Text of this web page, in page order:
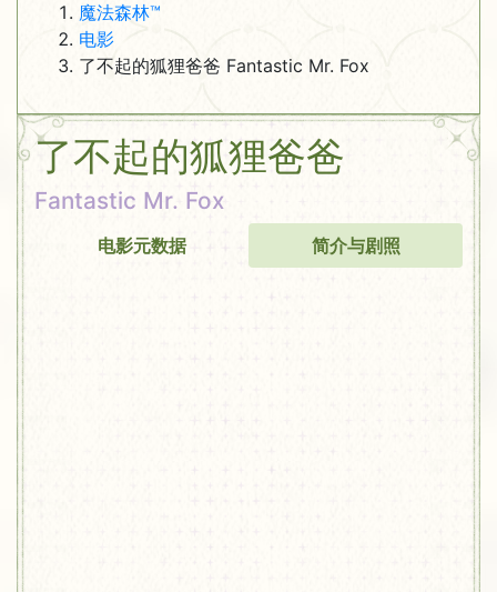
魔法森林™
电影
了不起的狐狸爸爸 Fantastic Mr. Fox
了不起的狐狸爸爸
Fantastic Mr. Fox
电影元数据 简介与剧照